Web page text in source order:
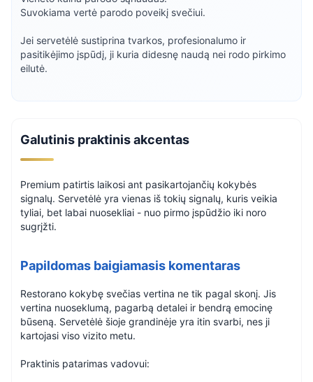
Suvokiama vertė parodo poveikį svečiui.
Jei servetėlė sustiprina tvarkos, profesionalumo ir
pasitikėjimo įspūdį, ji kuria didesnę naudą nei rodo pirkimo
eilutė.
Galutinis praktinis akcentas
Premium patirtis laikosi ant pasikartojančių kokybės
signalų. Servetėlė yra vienas iš tokių signalų, kuris veikia
tyliai, bet labai nuosekliai - nuo pirmo įspūdžio iki noro
sugrįžti.
Papildomas baigiamasis komentaras
Restorano kokybę svečias vertina ne tik pagal skonį. Jis
vertina nuoseklumą, pagarbą detalei ir bendrą emocinę
būseną. Servetėlė šioje grandinėje yra itin svarbi, nes ji
kartojasi viso vizito metu.
Praktinis patarimas vadovui: